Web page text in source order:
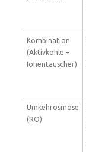
Kombination
(Aktivkohle +
Ionentauscher)
Umkehrosmose
(RO)